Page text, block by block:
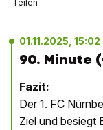
Teilen
01.11.2025, 15:02
90. Minute
Fazit:
Der 1. FC
Ziel und besiegt